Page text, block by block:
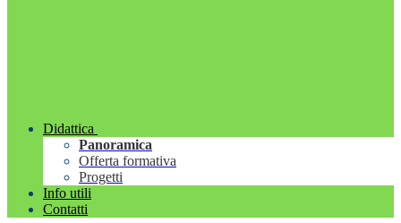
Didattica
Panoramica
Offerta formativa
Progetti
Info utili
Contatti